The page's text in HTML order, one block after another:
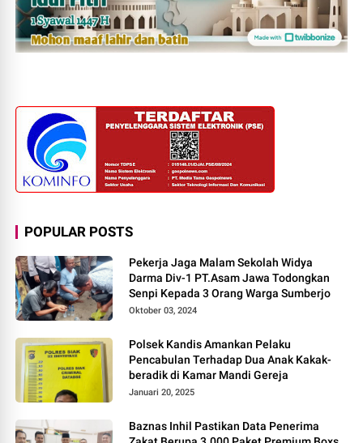
POPULAR POSTS
Pekerja Jaga Malam Sekolah Widya
Darma Div-1 PT.Asam Jawa Todongkan
Senpi Kepada 3 Orang Warga Sumberjo
Oktober 03, 2024
Polsek Kandis Amankan Pelaku
Pencabulan Terhadap Dua Anak Kakak-
beradik di Kamar Mandi Gereja
Januari 20, 2025
Baznas Inhil Pastikan Data Penerima